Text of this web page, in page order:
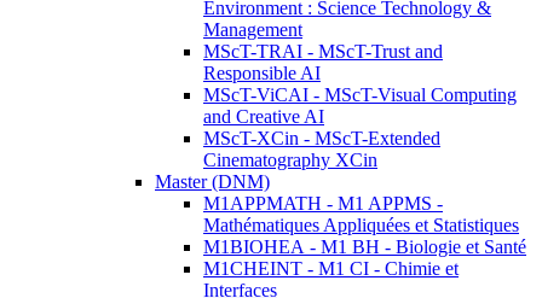
Environment : Science Technology &
Management
MScT-TRAI - MScT-Trust and
Responsible AI
MScT-ViCAI - MScT-Visual Computing
and Creative AI
MScT-XCin - MScT-Extended
Cinematography XCin
Master (DNM)
M1APPMATH - M1 APPMS -
Mathématiques Appliquées et Statistiques
M1BIOHEA - M1 BH - Biologie et Santé
M1CHEINT - M1 CI - Chimie et
Interfaces